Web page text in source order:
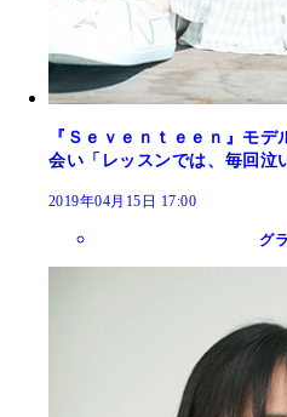
『Ｓｅｖｅｎｔｅｅｎ』モ
会い「レッスンでは、毎回泣
2019年04月15日 17:00
グ